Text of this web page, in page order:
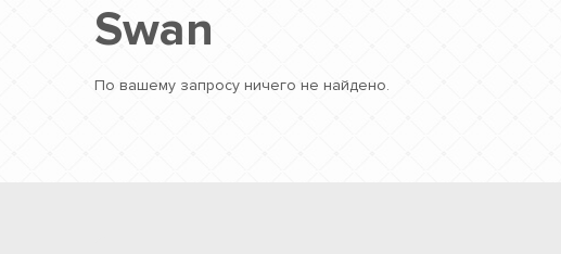
Swan
По вашему запросу ничего не найдено.